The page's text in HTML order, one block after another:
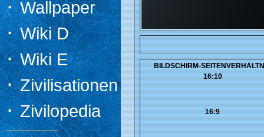
·Wallpaper
·Wiki D
·Wiki E
·Zivilisationen
·Zivilopedia
BILDSCHIRM-
16:10
16:9